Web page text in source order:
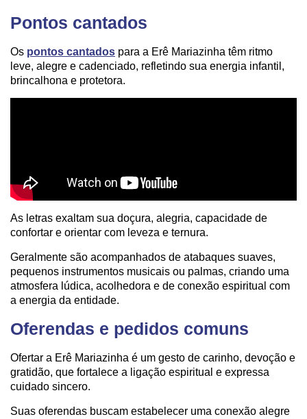
Pontos cantados
Os pontos cantados para a Erê Mariazinha têm ritmo
leve, alegre e cadenciado, refletindo sua energia infantil,
brincalhona e protetora.
As letras exaltam sua doçura, alegria, capacidade de
confortar e orientar com leveza e ternura.
Geralmente são acompanhados de atabaques suaves,
pequenos instrumentos musicais ou palmas, criando uma
atmosfera lúdica, acolhedora e de conexão espiritual com
a energia da entidade.
Oferendas e pedidos comuns
Ofertar a Erê Mariazinha é um gesto de carinho, devoção e
gratidão, que fortalece a ligação espiritual e expressa
cuidado sincero.
Suas oferendas buscam estabelecer uma conexão alegre